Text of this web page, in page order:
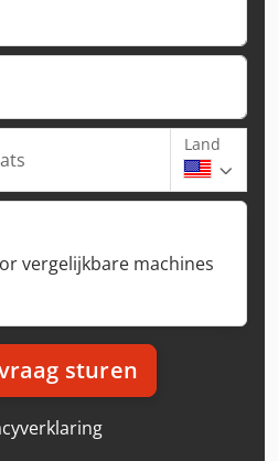
Land
vergelijkbare machines
sturen